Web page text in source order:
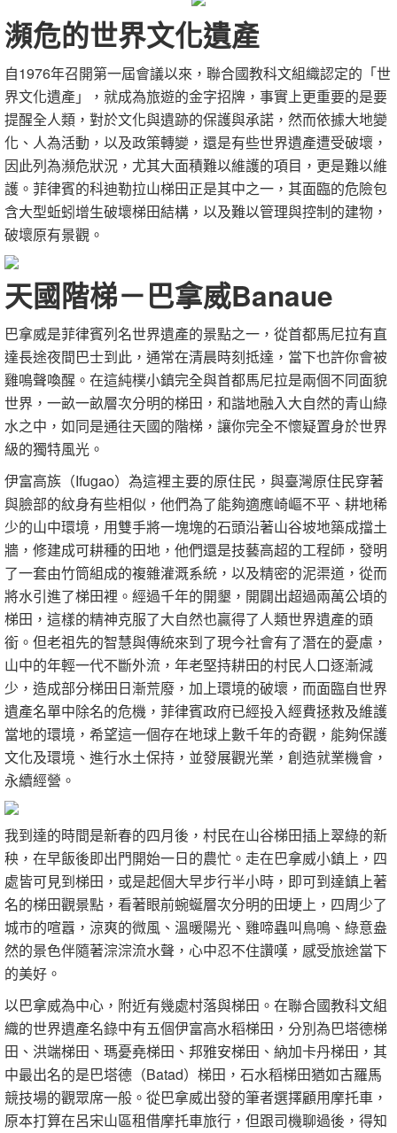
瀕危的世界文化遺產
自1976年召開第一屆會議以來，聯合國教科文組織認定的「世
界文化遺產」，就成為旅遊的金字招牌，事實上更重要的是要
提醒全人類，對於文化與遺跡的保護與承諾，然而依據大地變
化、人為活動，以及政策轉變，還是有些世界遺產遭受破壞，
因此列為瀕危狀況，尤其大面積難以維護的項目，更是難以維
護。菲律賓的科迪勒拉山梯田正是其中之一，其面臨的危險包
含大型蚯蚓增生破壞梯田結構，以及難以管理與控制的建物，
破壞原有景觀。
天國階梯－巴拿威Banaue
巴拿威是菲律賓列名世界遺產的景點之一，從首都馬尼拉有直
達長途夜間巴士到此，通常在清晨時刻抵達，當下也許你會被
雞鳴聲喚醒。在這純樸小鎮完全與首都馬尼拉是兩個不同面貌
世界，一畝一畝層次分明的梯田，和諧地融入大自然的青山綠
水之中，如同是通往天國的階梯，讓你完全不懷疑置身於世界
級的獨特風光。
伊富高族（Ifugao）為這裡主要的原住民，與臺灣原住民穿著
與臉部的紋身有些相似，他們為了能夠適應崎嶇不平、耕地稀
少的山中環境，用雙手將一塊塊的石頭沿著山谷坡地築成擋土
牆，修建成可耕種的田地，他們還是技藝高超的工程師，發明
了一套由竹筒組成的複雜灌溉系統，以及精密的泥渠道，從而
將水引進了梯田裡。經過千年的開墾，開闢出超過兩萬公頃的
梯田，這樣的精神克服了大自然也贏得了人類世界遺產的頭
銜。但老祖先的智慧與傳統來到了現今社會有了潛在的憂慮，
山中的年輕一代不斷外流，年老堅持耕田的村民人口逐漸減
少，造成部分梯田日漸荒廢，加上環境的破壞，而面臨自世界
遺產名單中除名的危機，菲律賓政府已經投入經費拯救及維護
當地的環境，希望這一個存在地球上數千年的奇觀，能夠保護
文化及環境、進行水土保持，並發展觀光業，創造就業機會，
永續經營。
我到達的時間是新春的四月後，村民在山谷梯田插上翠綠的新
秧，在早飯後即出門開始一日的農忙。走在巴拿威小鎮上，四
處皆可見到梯田，或是起個大早步行半小時，即可到達鎮上著
名的梯田觀景點，看著眼前蜿蜒層次分明的田埂上，四周少了
城市的喧囂，涼爽的微風、溫暖陽光、雞啼蟲叫鳥鳴、綠意盎
然的景色伴隨著淙淙流水聲，心中忍不住讚嘆，感受旅途當下
的美好。
以巴拿威為中心，附近有幾處村落與梯田。在聯合國教科文組
織的世界遺產名錄中有五個伊富高水稻梯田，分別為巴塔德梯
田、洪端梯田、瑪憂堯梯田、邦雅安梯田、納加卡丹梯田，其
中最出名的是巴塔德（Batad）梯田，石水稻梯田猶如古羅馬
競技場的觀眾席一般。從巴拿威出發的筆者選擇顧用摩托車，
原本打算在呂宋山區租借摩托車旅行，但跟司機聊過後，得知